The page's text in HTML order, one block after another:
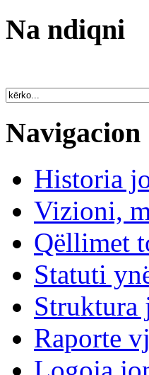
Na ndiqni
Navigacion
Historia
Vizioni,
Qëllimet
Statuti
Struktura
Raporte